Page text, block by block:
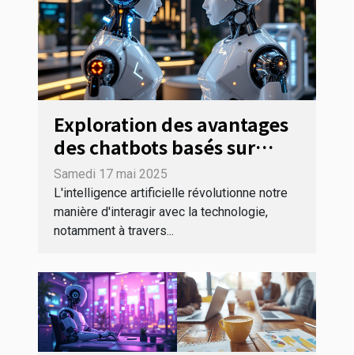
Exploration des avantages
des chatbots basés sur
l'intelligence artificielle
Samedi 17 mai 2025
L'intelligence artificielle révolutionne notre
manière d'interagir avec la technologie,
notamment à travers...